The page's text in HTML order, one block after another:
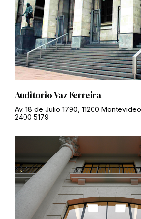
Auditorio Vaz Ferreira
Av. 18 de Julio 1790, 11200 Montevideo
2400 5179